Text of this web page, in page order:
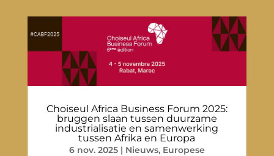
Choiseul Africa Business Forum 2025:
bruggen slaan tussen duurzame
industrialisatie en samenwerking
tussen Afrika en Europa
6 nov. 2025| Nieuws, Europese